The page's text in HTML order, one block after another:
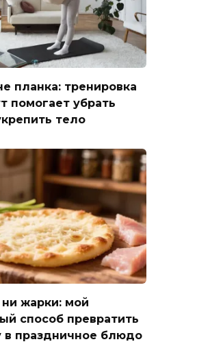
планка: тренировка
помогает убрать
тело
ни жарки: мой
способ превратить
в праздничное блюдо